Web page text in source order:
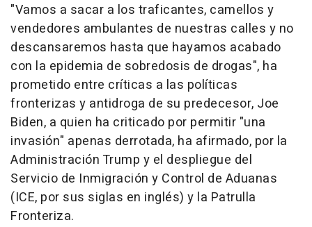
"Vamos a sacar a los traficantes, camellos y
vendedores ambulantes de nuestras calles y no
descansaremos hasta que hayamos acabado
con la epidemia de sobredosis de drogas", ha
prometido entre críticas a las políticas
fronterizas y antidroga de su predecesor, Joe
Biden, a quien ha criticado por permitir "una
invasión" apenas derrotada, ha afirmado, por la
Administración Trump y el despliegue del
Servicio de Inmigración y Control de Aduanas
(ICE, por sus siglas en inglés) y la Patrulla
Fronteriza.